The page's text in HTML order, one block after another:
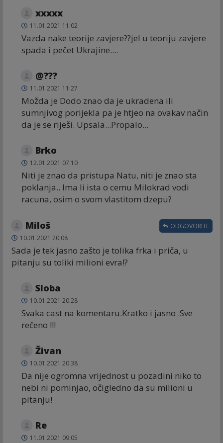
xxxxx
11.01.2021 11:02
Vazda nake teorije zavjere??jel u teoriju zavjere
spada i pečet Ukrajine....
@???
11.01.2021 11:27
Možda je Dodo znao da je ukradena ili
sumnjivog porijekla pa je htjeo na ovakav način
da je se riješi. Upsala...Propalo...
Brko
12.01.2021 07:10
Niti je znao da pristupa Natu, niti je znao sta
poklanja.. Ima li ista o cemu Milokrad vodi
racuna, osim o svom vlastitom dzepu?
Miloš
10.01.2021 20:08
Sada je tek jasno zašto je tolika frka i priča, u
pitanju su toliki milioni evra!?
ODGOVORITE
Sloba
10.01.2021 20:28
Svaka cast na komentaru.Kratko i jasno .Sve
rečeno !!!
Živan
10.01.2021 20:38
Da nije ogromna vrijednost u pozadini niko to
nebi ni pominjao, očigledno da su milioni u
pitanju!
Re
11.01.2021 09:05